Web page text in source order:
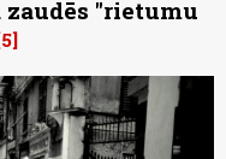
"rietumu
5